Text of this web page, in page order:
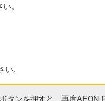
。
い。
タンを押すと、再度AEON